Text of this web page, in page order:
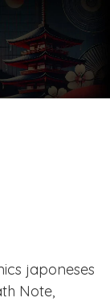
japoneses
Note,